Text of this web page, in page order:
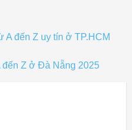
A đến Z uy tín ở TP.HCM
đến Z ở Đà Nẵng 2025